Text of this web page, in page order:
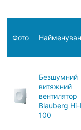
Фото
Безшумний
витяжний
вентилятор
Blauberg Hi-
100